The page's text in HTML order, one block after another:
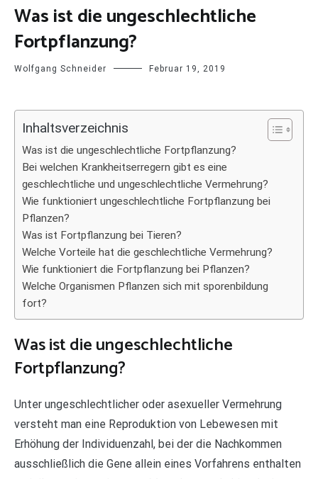
Was ist die ungeschlechtliche
Fortpflanzung?
Wolfgang Schneider Februar 19, 2019
Inhaltsverzeichnis
Was ist die ungeschlechtliche Fortpflanzung?
Bei welchen Krankheitserregern gibt es eine
geschlechtliche und ungeschlechtliche Vermehrung?
Wie funktioniert ungeschlechtliche Fortpflanzung bei
Pflanzen?
Was ist Fortpflanzung bei Tieren?
Welche Vorteile hat die geschlechtliche Vermehrung?
Wie funktioniert die Fortpflanzung bei Pflanzen?
Welche Organismen Pflanzen sich mit sporenbildung
fort?
Was ist die ungeschlechtliche
Fortpflanzung?
Unter ungeschlechtlicher oder asexueller Vermehrung
versteht man eine Reproduktion von Lebewesen mit
Erhöhung der Individuenzahl, bei der die Nachkommen
ausschließlich die Gene allein eines Vorfahrens enthalten